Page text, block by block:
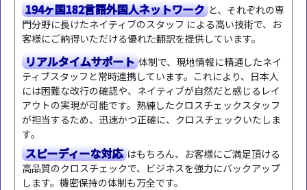
194ヶ国182言語外国人ネットワーク と、それぞれの専
門分野に長けたネイティブのスタッフ による高い技術で、お
客様にご納得いただける優れた翻訳を提供しています。
リアルタイムサポート 体制で、現地情報に精通したネイ
ティブスタッフと常時連携しています。これにより、日本人
には困難な改行の確認や、ネイティブが自然だと感じるレイ
アウトの実現が可能です。熟練したクロスチェックスタッフ
が担当するため、迅速かつ正確に、クロスチェックいたしま
す。
スピーディーな対応 はもちろん、お客様にご満足頂ける
高品質のクロスチェックで、ビジネスを強力にバックアップ
します。機密保持の体制も万全です。